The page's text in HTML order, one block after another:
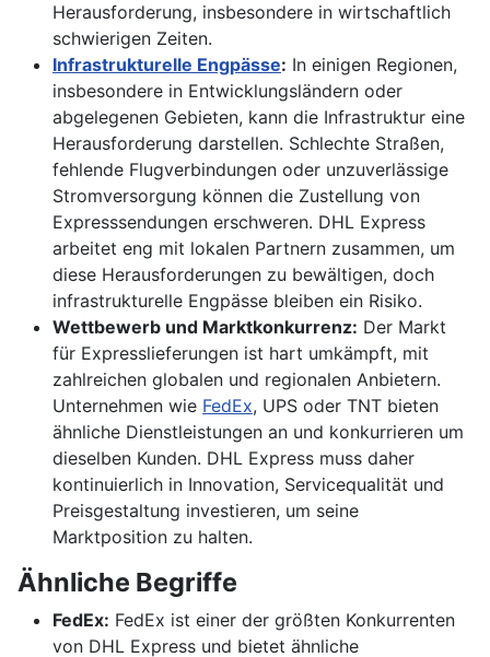
Herausforderung, insbesondere in wirtschaftlich
schwierigen Zeiten.
Infrastrukturelle Engpässe: In einigen Regionen,
insbesondere in Entwicklungsländern oder
abgelegenen Gebieten, kann die Infrastruktur eine
Herausforderung darstellen. Schlechte Straßen,
fehlende Flugverbindungen oder unzuverlässige
Stromversorgung können die Zustellung von
Expresssendungen erschweren. DHL Express
arbeitet eng mit lokalen Partnern zusammen, um
diese Herausforderungen zu bewältigen, doch
infrastrukturelle Engpässe bleiben ein Risiko.
Wettbewerb und Marktkonkurrenz: Der Markt
für Expresslieferungen ist hart umkämpft, mit
zahlreichen globalen und regionalen Anbietern.
Unternehmen wie FedEx, UPS oder TNT bieten
ähnliche Dienstleistungen an und konkurrieren um
dieselben Kunden. DHL Express muss daher
kontinuierlich in Innovation, Servicequalität und
Preisgestaltung investieren, um seine
Marktposition zu halten.
Ähnliche Begriffe
FedEx: FedEx ist einer der größten Konkurrenten
von DHL Express und bietet ähnliche